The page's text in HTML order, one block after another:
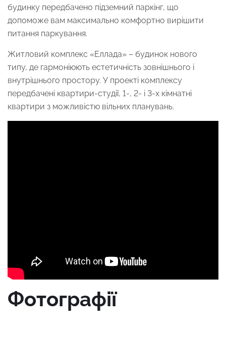
будинку передбачено підземний паркінг, що
допоможе вам максимально комфортно вирішити
питання паркування.
Житловий комплекс «Еллада» – будинок нового
типу, де гармоніюють естетичність зовнішнього і
внутрішнього простору. У проекті комплексу
передбачені квартири-студії, 1-, 2- і 3-х кімнатні
квартири з можливістю вільних планувань.
Фотографії